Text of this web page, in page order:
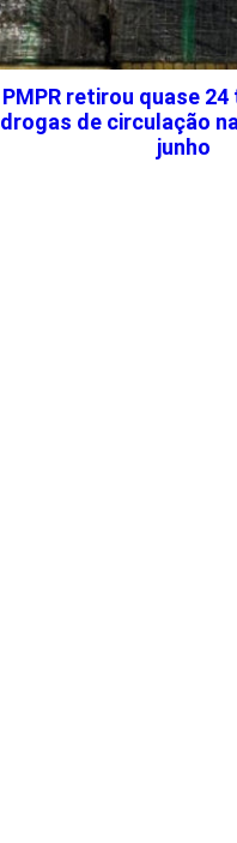
PMPR retirou quase
drogas de circulação
junho